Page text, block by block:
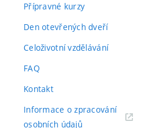
Přípravné kurzy
Den otevřených dveří
Celoživotní vzdělávání
FAQ
Kontakt
Informace o zpracování
osobních údajů(externí